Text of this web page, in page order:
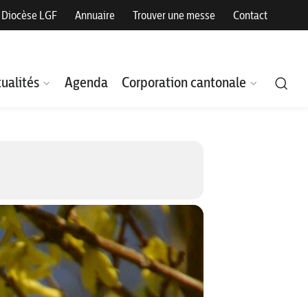
Diocèse LGF Annuaire Trouver une messe Contact
Agenda Corporation cantonale